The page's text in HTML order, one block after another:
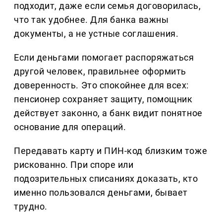
подходит, даже если семья договорилась,
что так удобнее. Для банка важны
документы, а не устные соглашения.
Если деньгами помогает распоряжаться
другой человек, правильнее оформить
доверенность. Это спокойнее для всех:
пенсионер сохраняет защиту, помощник
действует законно, а банк видит понятное
основание для операций.
Передавать карту и ПИН-код близким тоже
рискованно. При споре или
подозрительных списаниях доказать, кто
именно пользовался деньгами, бывает
трудно.